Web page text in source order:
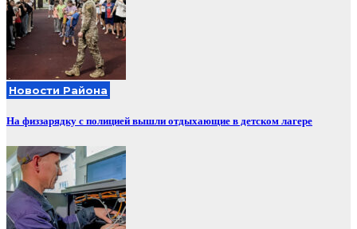
Новости Района
На физзарядку с полицией вышли отдыхающие в детском лагере